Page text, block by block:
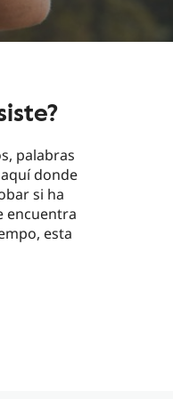
palabras
donde
si ha
encuentra
esta